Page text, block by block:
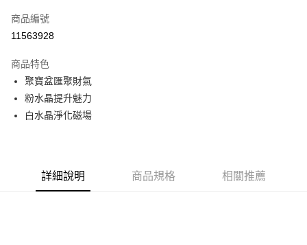
運送方式
每筆NT$120，滿NT$1,500(含以上)免運費
付款後萊爾富取貨(訂單門檻$4000以下)
商品編號
11563928
商品特色
聚寶盆匯聚財氣
粉水晶提升魅力
白水晶淨化磁場
詳細說明 商品規格 相關推薦